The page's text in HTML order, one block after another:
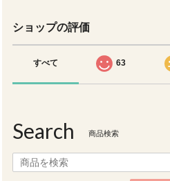
ショップの評価
すべて 63
Search 商品検索